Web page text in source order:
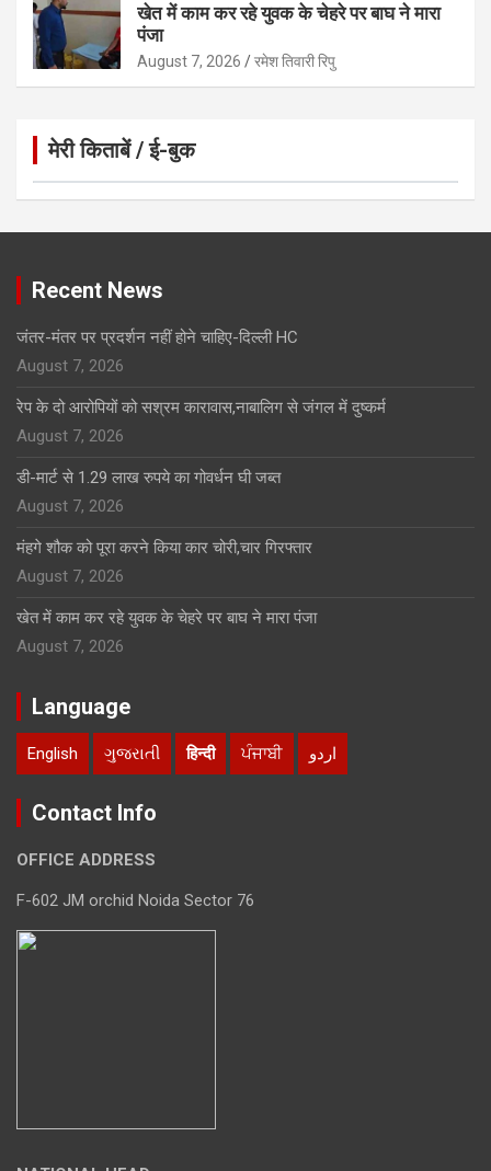
खेत में काम कर रहे युवक के चेहरे पर बाघ ने मारा
पंजा
August 7, 2026 रमेश तिवारी रिपु
मेरी किताबें / ई-बुक
Click to Open Page
Recent News
जंतर-मंतर पर प्रदर्शन नहीं होने चाहिए-दिल्ली HC
August 7, 2026
रेप के दो आरोपियों को सश्रम कारावास,नाबालिग से जंगल में दुष्कर्म
August 7, 2026
डी-मार्ट से 1.29 लाख रुपये का गोवर्धन घी जब्त
August 7, 2026
मंहगे शौक को पूरा करने किया कार चोरी,चार गिरफ्तार
August 7, 2026
खेत में काम कर रहे युवक के चेहरे पर बाघ ने मारा पंजा
August 7, 2026
Language
English ગુજરાતી हिन्दी ਪੰਜਾਬੀ اردو
Contact Info
OFFICE ADDRESS
F-602 JM orchid Noida Sector 76